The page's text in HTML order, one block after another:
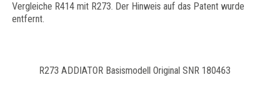
​Vergleiche R414 mit R273. Der Hinweis auf das Patent wurde
entfernt.
R273 ADDIATOR Basismodell Original SNR 180463